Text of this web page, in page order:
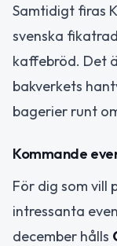
Samtidigt firas
svenska
kaffebröd. Det
bakverkets
bagerier runt
Kommande
För dig som vill
intressanta
december hålls